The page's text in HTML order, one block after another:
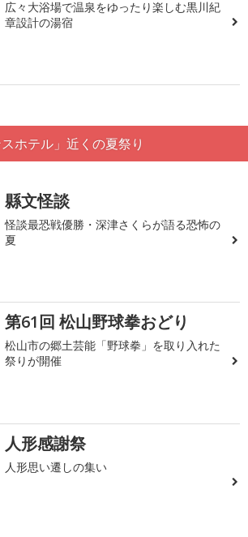
広々大浴場で温泉をゆったり楽しむ黒川紀
章設計の湯宿
スホテル」近くの夏祭り
縣文怪談
怪談最恐戦優勝・深津さくらが語る恐怖の
夏
第61回 松山野球拳おどり
松山市の郷土芸能「野球拳」を取り入れた
祭りが開催
人形感謝祭
人形思い遷しの集い